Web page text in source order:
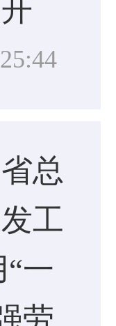
总
工
一